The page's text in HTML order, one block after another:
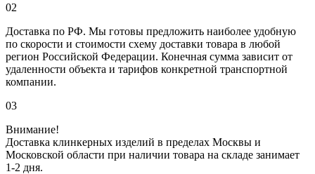
02
Доставка по РФ. Мы готовы предложить наиболее удобную
по скорости и стоимости схему доставки товара в любой
регион Российской Федерации. Конечная сумма зависит от
удаленности объекта и тарифов конкретной транспортной
компании.
03
Внимание!
Доставка клинкерных изделий в пределах Москвы и
Московской области при наличии товара на складе занимает
1-2 дня.